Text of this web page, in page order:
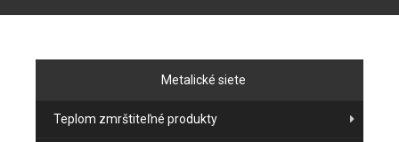
Metalické siete
Teplom zmrštiteľné produkty